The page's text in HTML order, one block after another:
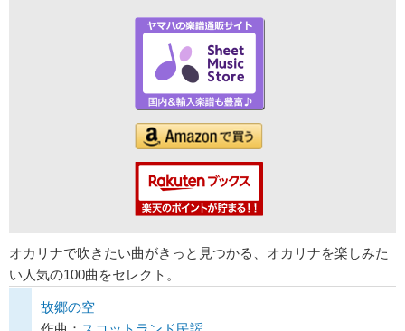
オカリナで吹きたい曲がきっと見つかる、オカリナを楽しみた
い人気の100曲をセレクト。
故郷の空